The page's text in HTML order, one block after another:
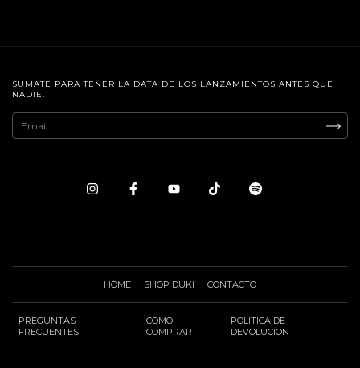
SUMATE PARA TENER LA DATA DE LOS LANZAMIENTOS ANTES QUE
NADIE.
HOME SHOP DUKI CONTACTO
PREGUNTAS
FRECUENTES
COMO
COMPRAR
POLITICA DE
DEVOLUCION